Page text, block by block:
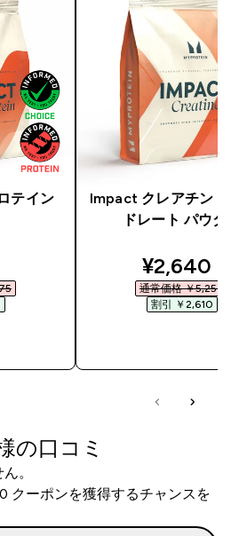
テイン
price
Impact クレアチン モ
ドレート パウダ
¥2,640‎
通常価格 ￥5,250‎
割引 ￥2,610‎
の口コミ
。
クーポンを獲得するチャンスを